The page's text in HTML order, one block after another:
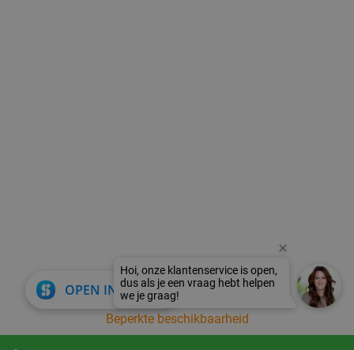
Beperkte beschikbaarheid
OPEN IN APP close
Hoi, onze klantenservice is open,
dus als je een vraag hebt helpen
we je graag!